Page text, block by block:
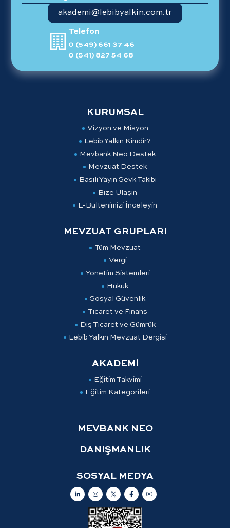
akademi@lebibyalkin.com.tr
Telefon
0 (549) 661 37 46
0 (541) 827 54 68
KURUMSAL
Vizyon ve Misyon
Lebib Yalkın Kimdir?
Mevbank Neo Destek
Mevzuat Destek
Basılı Yayın Sevk Takibi
Bize Ulaşın
E-Bültenimizi İnceleyin
MEVZUAT GRUPLARI
Tüm Mevzuat
Vergi
Yönetim Sistemleri
Hukuk
Sosyal Güvenlik
Ticaret ve Finans
Dış Ticaret ve Gümrük
Lebib Yalkın Mevzuat Dergisi
AKADEMİ
Eğitim Takvimi
Eğitim Kategorileri
MEVBANK NEO
DANIŞMANLIK
SOSYAL MEDYA